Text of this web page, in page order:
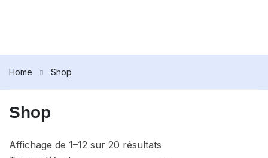
Home Shop
Shop
Affichage de 1–12 sur 20 résultats